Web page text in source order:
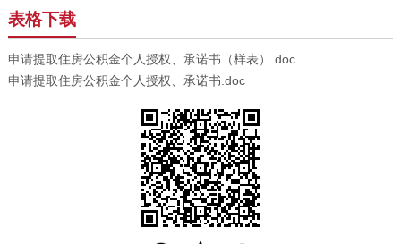
表格下载
申请提取住房公积金个人授权、承诺书（样表）.doc
申请提取住房公积金个人授权、承诺书.doc